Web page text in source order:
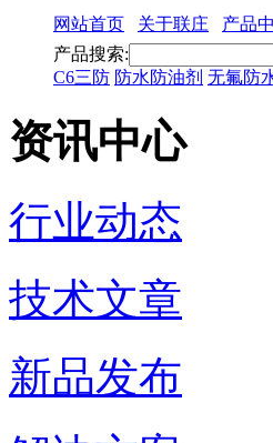
网站首页 关于联庄 产品
产品搜索:
C6三防 防水防油剂 无氟防
资讯中心
行业动态
技术文章
新品发布